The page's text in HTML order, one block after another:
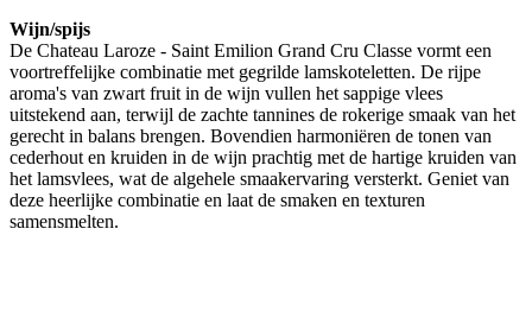
Wijn/spijs
De Chateau Laroze - Saint Emilion Grand Cru Classe vormt een
voortreffelijke combinatie met gegrilde lamskoteletten. De rijpe
aroma's van zwart fruit in de wijn vullen het sappige vlees
uitstekend aan, terwijl de zachte tannines de rokerige smaak van het
gerecht in balans brengen. Bovendien harmoniëren de tonen van
cederhout en kruiden in de wijn prachtig met de hartige kruiden van
het lamsvlees, wat de algehele smaakervaring versterkt. Geniet van
deze heerlijke combinatie en laat de smaken en texturen
samensmelten.